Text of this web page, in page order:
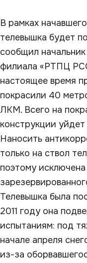
В рамках
телевышка будет
сообщил
филиала «РТПЦ
настоящее время
покрасили 40
ЛКМ. Всего на
конструкции
Наносить
только на ствол
поэтому
Телевышка была
2011 году она
испытаниям: под
начале апреля
из-за